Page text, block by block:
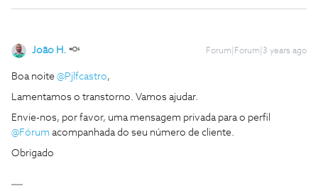
João H. Forum|Forum|3 years ago
Boa noite @Pjlfcastro,
Lamentamos o transtorno. Vamos ajudar.
Envie-nos, por favor, uma mensagem privada para o perfil
@Fórum acompanhada do seu número de cliente.
Obrigado